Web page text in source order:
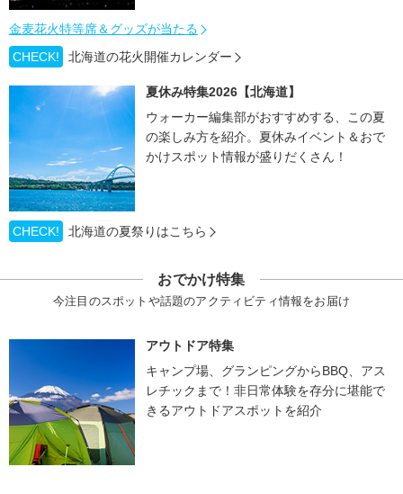
金麦花火特等席＆グッズが当たる
CHECK!
北海道の花火開催カレンダー
夏休み特集2026【北海道】
ウォーカー編集部がおすすめする、この夏
の楽しみ方を紹介。夏休みイベント＆おで
かけスポット情報が盛りだくさん！
CHECK! 北海道の夏祭りはこちら
おでかけ特集
今注目のスポットや話題のアクティビティ情報をお届け
アウトドア特集
キャンプ場、グランピングからBBQ、アス
レチックまで！非日常体験を存分に堪能で
きるアウトドアスポットを紹介